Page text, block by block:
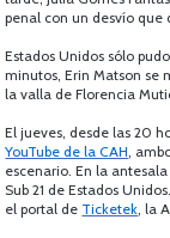
penal con un desvío
Estados Unidos sólo
minutos, Erin Matson se
la valla de Florencia
El jueves, desde las 20
YouTube de la CAH,
escenario. En la
Sub 21 de Estados
el portal de Ticketek, la